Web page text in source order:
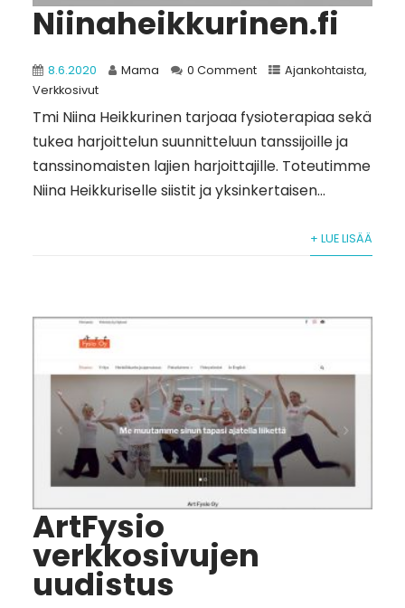
Niinaheikkurinen.fi
8.6.2020 Mama 0 Comment Ajankohtaista,
Verkkosivut
Tmi Niina Heikkurinen tarjoaa fysioterapiaa sekä
tukea harjoittelun suunnitteluun tanssijoille ja
tanssinomaisten lajien harjoittajille. Toteutimme
Niina Heikkuriselle siistit ja yksinkertaisen...
+ LUE LISÄÄ
ArtFysio
verkkosivujen
uudistus